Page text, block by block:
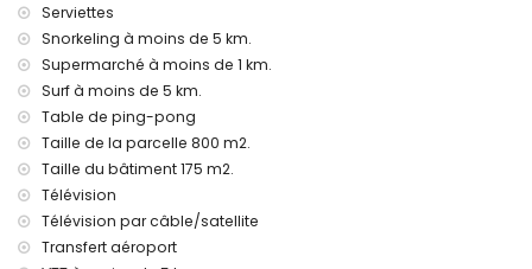
église (Iglesia Parroquial de Santa Catalina), château
(Castell de Moraira), ruine (Castell de Moraira), monument
(Torre de Vigía del Cap d'Or), bâtiment architectural (Centre
historique) et lieu historique (Centre historique) (à moins de
5 kilomètres de l'hébergement)
musée (Écomusée Cemroqt L'almassera) (à moins de 10
kilomètres de l'hébergement)
Sports
tennis, VTT, cyclisme, escalade, canoë, kayak, plongée,
snorkeling et surf (à moins de 5 kilomètres de la villa)
Serviettes
Snorkeling à moins de 5 km.
Supermarché à moins de 1 km.
Surf à moins de 5 km.
Table de ping-pong
Taille de la parcelle 800 m2.
Taille du bâtiment 175 m2.
Télévision
Télévision par câble/satellite
Transfert aéroport